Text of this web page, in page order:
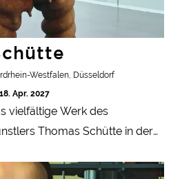
Westfalen, Düsseldorf
Apr. 2027
vielfältige Werk des
Thomas Schütte in der
Aquarellen und
– magisch – visionär